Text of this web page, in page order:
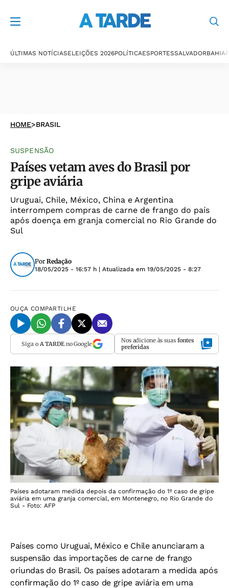
ÚLTIMAS NOTÍCIASELEIÇÕES 2026POLÍTICAESPORTESSALVADORBAHIA
HOME>BRASIL
SUSPENSÃO
Países vetam aves do Brasil por
gripe aviária
Uruguai, Chile, México, China e Argentina
interrompem compras de carne de frango do país
após doença em granja comercial no Rio Grande do
Sul
Por Redação
18/05/2025 - 16:57 h | Atualizada em 19/05/2025 - 8:27
OUÇA COMPARTILHE
Siga o A TARDEno Google Nos adicione às suas fontes
preferidas
Países adotaram medida depois da confirmação do 1º caso de gripe
aviária em uma granja comercial, em Montenegro, no Rio Grande do
Sul - Foto: AFP
Países como Uruguai, México e Chile anunciaram a
suspensão das importações de carne de frango
oriundas do Brasil. Os países adotaram a medida após
confirmação do 1º caso de gripe aviária em uma